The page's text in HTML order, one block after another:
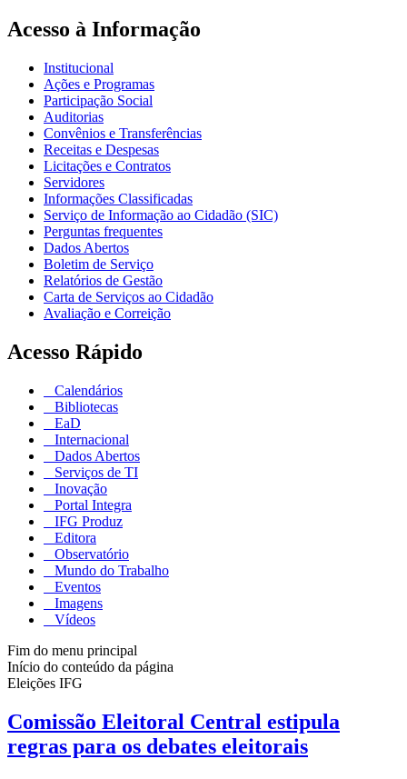
Acesso à Informação
Institucional
Ações e Programas
Participação Social
Auditorias
Convênios e Transferências
Receitas e Despesas
Licitações e Contratos
Servidores
Informações Classificadas
Serviço de Informação ao Cidadão (SIC)
Perguntas frequentes
Dados Abertos
Boletim de Serviço
Relatórios de Gestão
Carta de Serviços ao Cidadão
Avaliação e Correição
Acesso Rápido
Calendários
Bibliotecas
EaD
Internacional
Dados Abertos
Serviços de TI
Inovação
Portal Integra
IFG Produz
Editora
Observatório
Mundo do Trabalho
Eventos
Imagens
Vídeos
Fim do menu principal
Início do conteúdo da página
Eleições IFG
Comissão Eleitoral Central estipula
regras para os debates eleitorais